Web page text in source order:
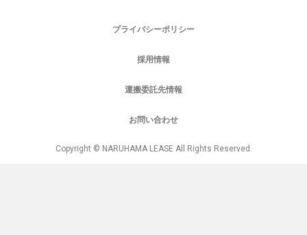
プライバシーポリシー
採用情報
運搬委託先情報
お問い合わせ
Copyright © NARUHAMA LEASE All Rights Reserved.